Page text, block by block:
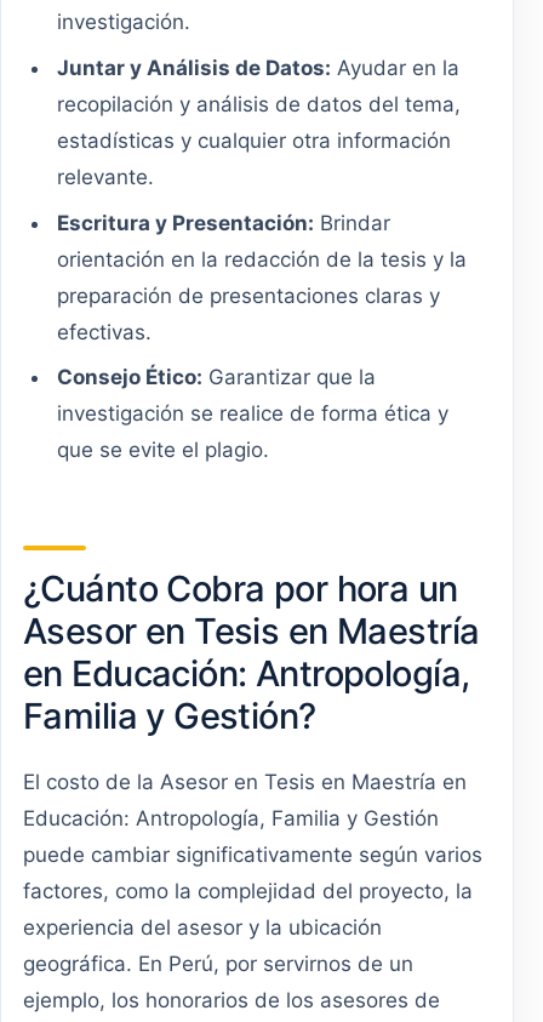
investigación.
Juntar y Análisis de Datos: Ayudar en la
recopilación y análisis de datos del tema,
estadísticas y cualquier otra información
relevante.
Escritura y Presentación: Brindar
orientación en la redacción de la tesis y la
preparación de presentaciones claras y
efectivas.
Consejo Ético: Garantizar que la
investigación se realice de forma ética y
que se evite el plagio.
¿Cuánto Cobra por hora un
Asesor en Tesis en Maestría
en Educación: Antropología,
Familia y Gestión?
El costo de la Asesor en Tesis en Maestría en
Educación: Antropología, Familia y Gestión
puede cambiar significativamente según varios
factores, como la complejidad del proyecto, la
experiencia del asesor y la ubicación
geográfica. En Perú, por servirnos de un
ejemplo, los honorarios de los asesores de